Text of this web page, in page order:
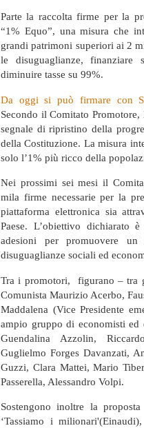
Parte la raccolta firme per la
“1% Equo”, una misura che
grandi patrimoni superiori ai 2
le disuguaglianze, finanziare
diminuire tasse su 99%.
Da oggi si può firmare con
Secondo il Comitato
segnale di ripristino della
della Costituzione. La misura
solo l’1% più ricco della
Nei prossimi sei mesi il
mila firme necessarie per la
piattaforma elettronica sia
Paese. L’obiettivo dichiarato
adesioni per promuovere
disuguaglianze sociali ed
Tra i promotori, figurano – tra
Comunista Maurizio Acerbo,
Maddalena (Vice Presidente
ampio gruppo di economisti ed
Guendalina Azzolin,
Guglielmo Forges Davanzati,
Guzzi, Clara Mattei, Mario
Passerella, Alessandro Volpi.
Sostengono inoltre la
‘Tassiamo i